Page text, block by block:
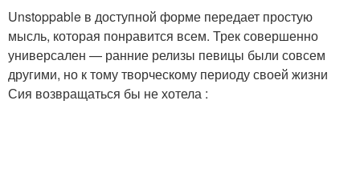
Unstoppable в доступной форме передает простую
мысль, которая понравится всем. Трек совершенно
универсален — ранние релизы певицы были совсем
другими, но к тому творческому периоду своей жизни
Сия возвращаться бы не хотела :